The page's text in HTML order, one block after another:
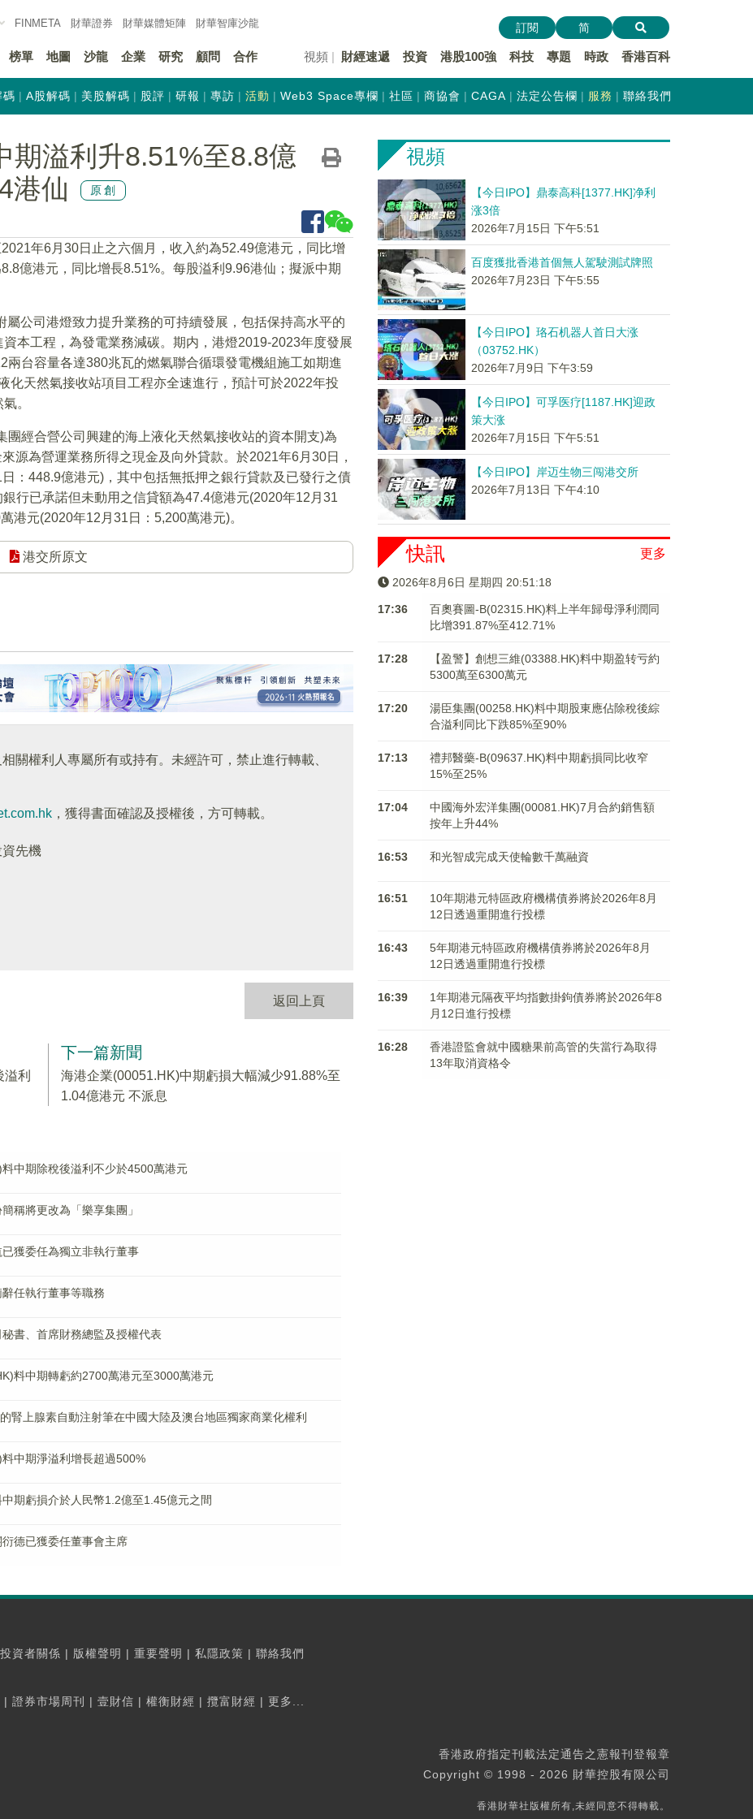
FINMETA 財華證券 財華媒體矩陣 財華智庫沙龍
榜單 地圖 沙龍 企業 研究 顧問 合作 視頻 財經速遞 投資 港股100強 科技 專題 時政 香港百科
訂閱 简
碼 A股解碼 美股解碼 股評 研報 專訪 活動 Web3 Space專欄 社區 商協會 CAGA 法定公告欄 服務 聯絡我們
期溢利升8.51%至8.8億
港仙
原創
年6月30日止之六個月，收入約為52.49億港元，同比增
億港元，同比增長8.51%。每股溢利9.96港仙；擬派中期
公司港燈致力提升業務的可持續發展，包括保持高水平的
本工程，為發電業務減碳。期内，港燈2019-2023年度發展
台容量各達380兆瓦的燃氣聯合循環發電機組施工如期進
化天然氣接收站項目工程亦全速進行，預計可於2022年投
。
經合營公司興建的海上液化天然氣接收站的資本開支)為
源為營運業務所得之現金及向外貸款。於2021年6月30日，
：448.9億港元)，其中包括無抵押之銀行貸款及已發行之債
行已承諾但未動用之信貸額為47.4億港元(2020年12月31
港元(2020年12月31日：5,200萬港元)。
港交所原文
關權利人專屬所有或持有。未經許可，禁止進行轉載、
，獲得書面確認及授權後，方可轉載。
先機
返回上頁
利
下一篇新聞
海港企業(00051.HK)中期虧損大幅減少91.88%至
1.04億港元 不派息
料中期除稅後溢利不少於4500萬港元
稱將更改為「樂享集團」
獲委任為獨立非執行董事
任執行董事等職務
書、首席財務總監及授權代表
料中期轉虧約2700萬港元至3000萬港元
腎上腺素自動注射筆在中國大陸及澳台地區獨家商業化權利
中期淨溢利增長超過500%
期虧損介於人民幣1.2億至1.45億元之間
德已獲委任董事會主席
視頻
【今日IPO】鼎泰高科[1377.HK]净利
涨3倍
2026年7月15日 下午5:51
百度獲批香港首個無人駕駛測試牌照
2026年7月23日 下午5:55
【今日IPO】珞石机器人首日大涨
（03752.HK）
2026年7月9日 下午3:59
【今日IPO】可孚医疗[1187.HK]迎政
策大涨
2026年7月15日 下午5:51
【今日IPO】岸迈生物三闯港交所
2026年7月13日 下午4:10
更多
快訊
2026年8月6日 星期四 20:51:19
17:36
百奧賽圖-B(02315.HK)料上半年歸母淨利潤同
比增391.87%至412.71%
17:28
【盈警】創想三維(03388.HK)料中期盈转亏約
5300萬至6300萬元
17:20
湯臣集團(00258.HK)料中期股東應佔除稅後綜
合溢利同比下跌85%至90%
17:13
禮邦醫藥-B(09637.HK)料中期虧損同比收窄
15%至25%
17:04
中國海外宏洋集團(00081.HK)7月合約銷售額
按年上升44%
16:53 和光智成完成天使輪數千萬融資
16:51
10年期港元特區政府機構債券將於2026年8月
12日透過重開進行投標
16:43
5年期港元特區政府機構債券將於2026年8月
12日透過重開進行投標
16:39
1年期港元隔夜平均指數掛鉤債券將於2026年8
月12日進行投標
16:28
香港證監會就中國糖果前高管的失當行為取得
13年取消資格令
投資者關係 | 版權聲明 | 重要聲明 | 私隱政策 | 聯絡我們
| 證券市場周刊 | 壹財信 | 權衡財經 | 攬富財經 | 更多...
香港政府指定刊載法定通告之憲報刊登報章
Copyright © 1998 - 2026 財華控股有限公司
香港財華社版權所有,未經同意不得轉載。